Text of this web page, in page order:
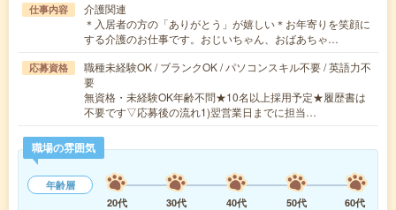
仕事内容
介護関連
＊入居者の方の「ありがとう」が嬉しい＊お年寄りを笑顔に
する介護のお仕事です。おじいちゃん、おばあちゃ…
応募資格
職種未経験OK / ブランクOK / パソコンスキル不要 / 英語力不
要
無資格・未経験OK年齢不問★10名以上採用予定★履歴書は
不要です▽応募後の流れ1)翌営業日までに担当…
職場の雰囲気
年齢層
20代
30代 40代 50代
60代